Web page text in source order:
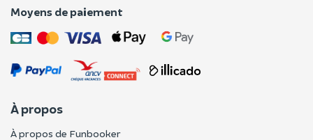
Moyens de paiement
À propos
À propos de Funbooker